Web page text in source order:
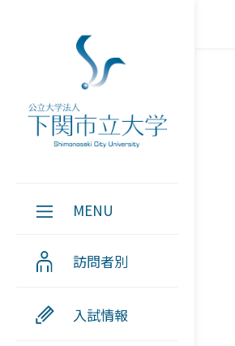
MENU
訪問者別
入試情報